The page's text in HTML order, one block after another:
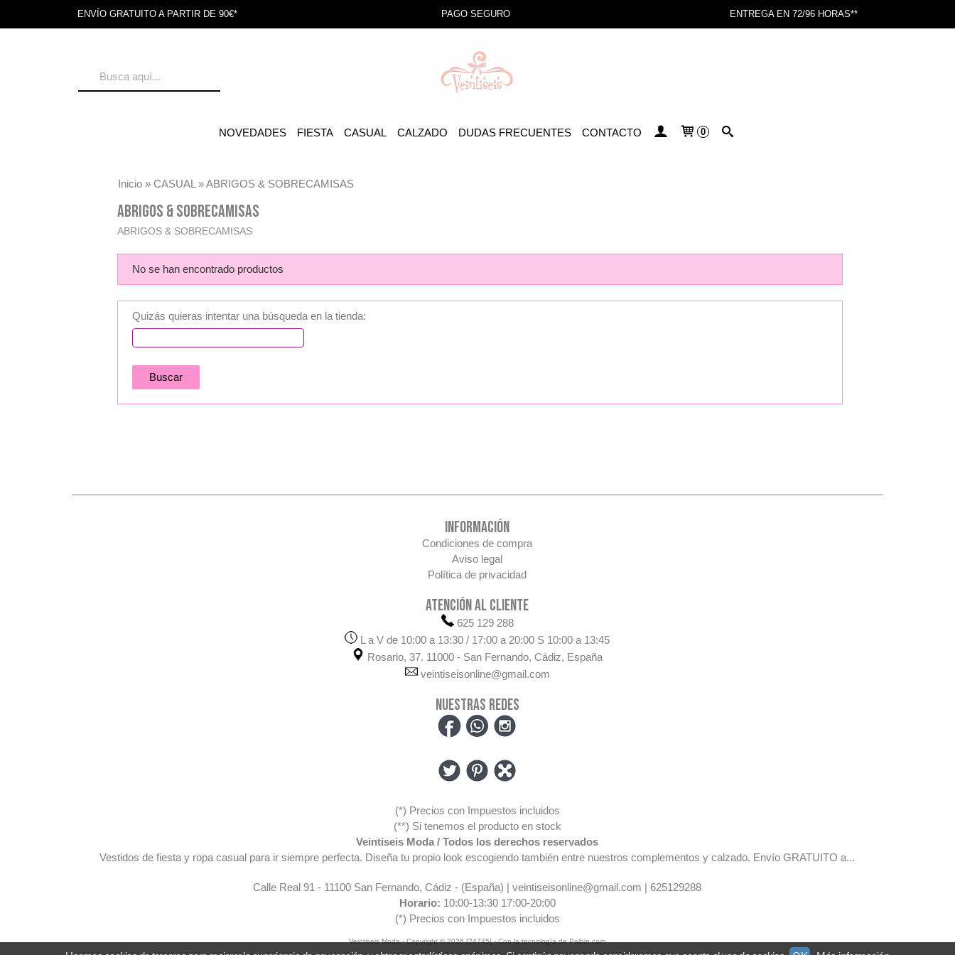
ENVÍO GRATUITO A PARTIR DE 90€* PAGO SEGURO ENTREGA EN 72/96 HORAS**
NOVEDADES FIESTA CASUAL CALZADO DUDAS FRECUENTES CONTACTO 0
Inicio» CASUAL »ABRIGOS & SOBRECAMISAS
ABRIGOS & SOBRECAMISAS
ABRIGOS & SOBRECAMISAS
No se han encontrado productos
Quizás quieras intentar una búsqueda en la tienda:
INFORMACIÓN
Condiciones de compra
Aviso legal
Política de privacidad
ATENCIÓN AL CLIENTE
625 129 288
L a V de 10:00 a 13:30 / 17:00 a 20:00 S 10:00 a 13:45
Rosario, 37. 11000 - San Fernando, Cádiz, España
veintiseisonline@gmail.com
NUESTRAS REDES
(*) Precios con Impuestos incluidos
(**) Si tenemos el producto en stock
Veintiseis Moda / Todos los derechos reservados
Vestidos de fiesta y ropa casual para ir siempre perfecta. Diseña tu propio look escogiendo también entre nuestros complementos y calzado. Envío GRATUITO a...
Calle Real 91 - 11100 San Fernando, Cádiz - (España) | veintiseisonline@gmail.com |625129288
Horario: 10:00-13:30 17:00-20:00
(*) Precios con Impuestos incluidos
Veintiseis Moda- Copyright © 2026 [24745] - Con la tecnología de Palbin.com